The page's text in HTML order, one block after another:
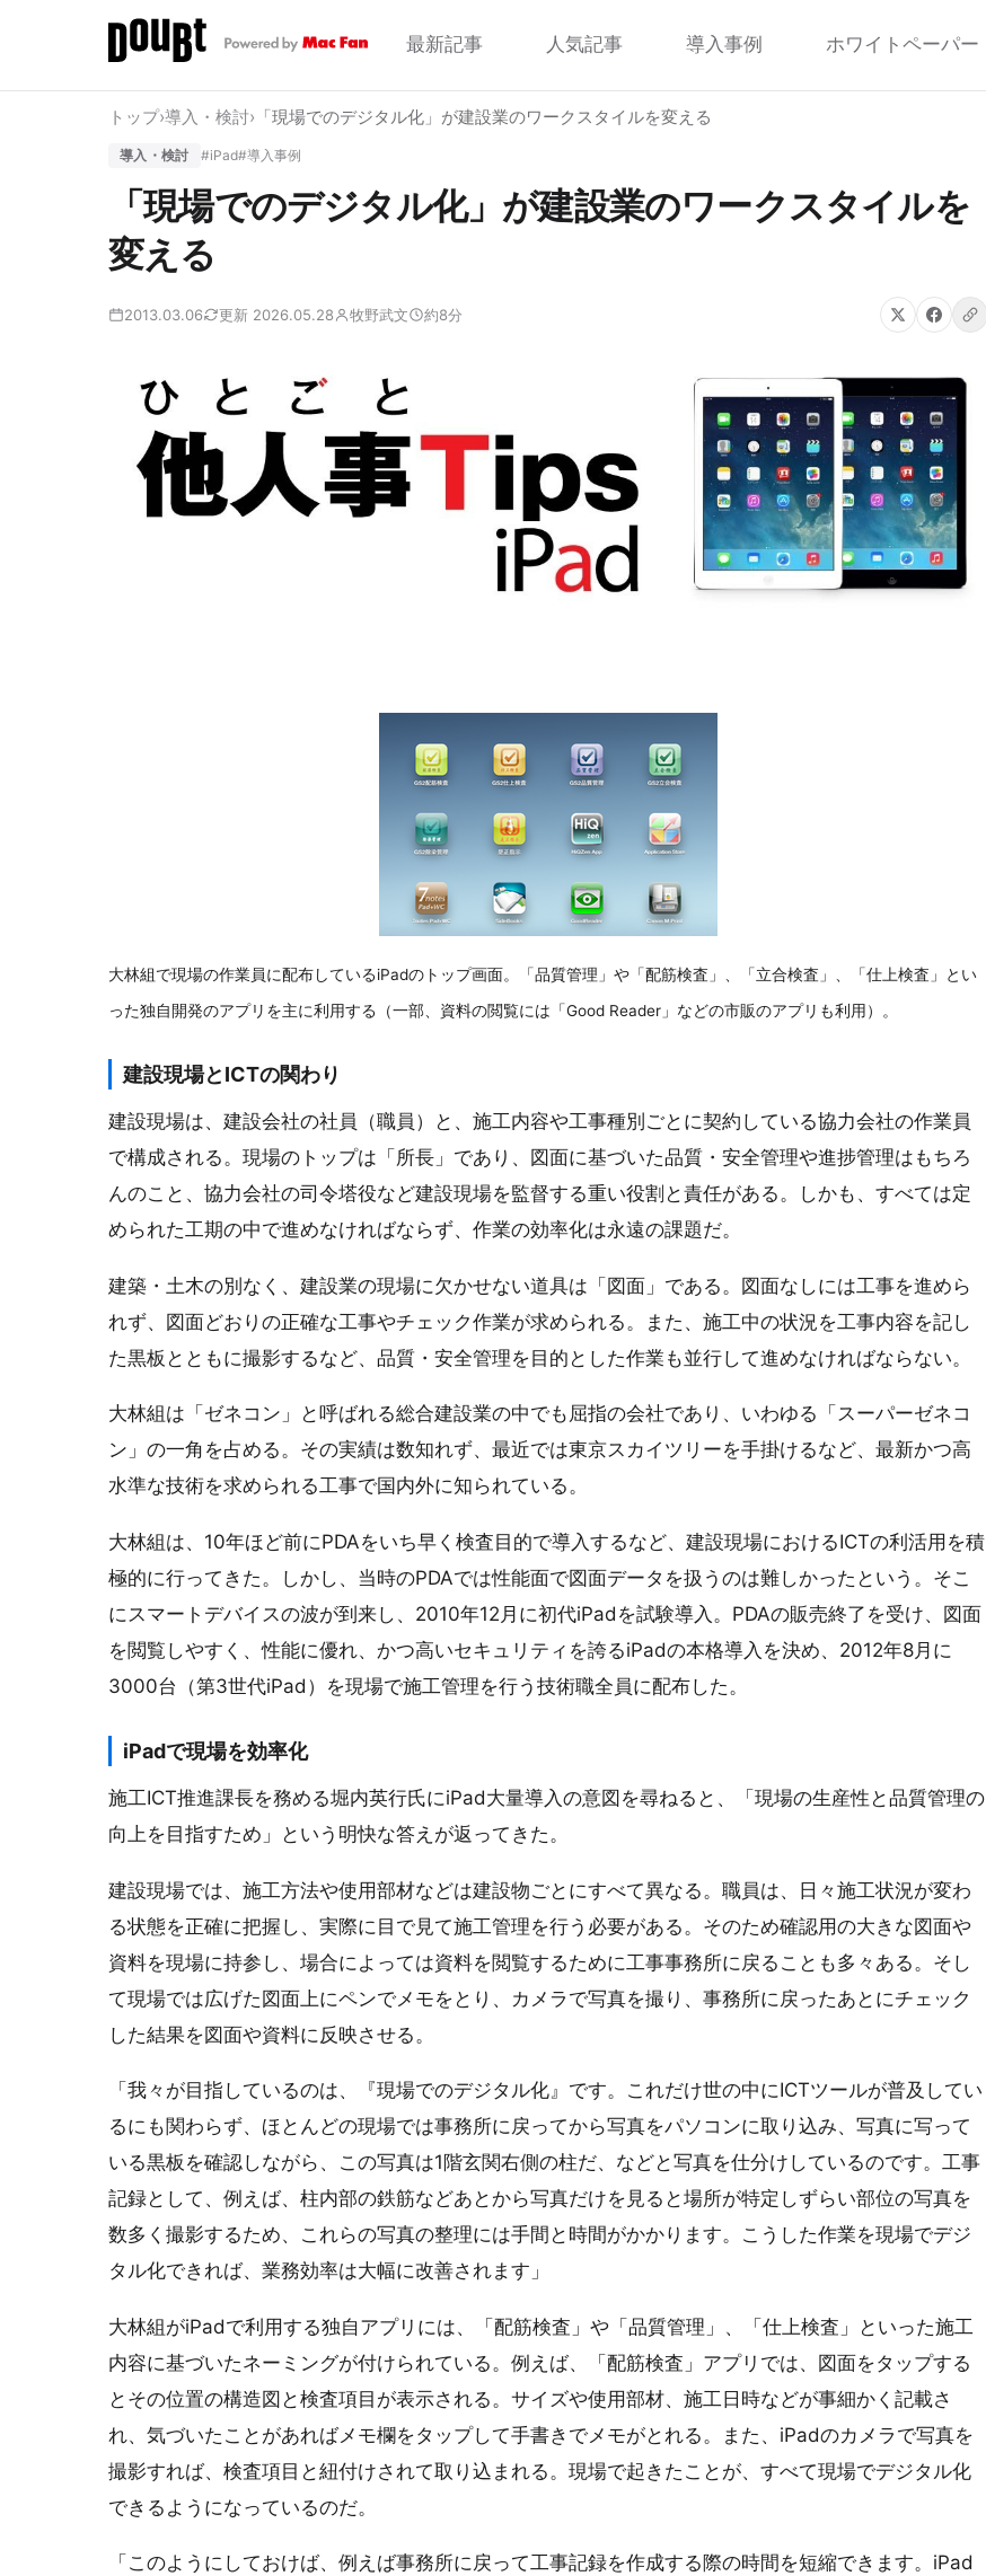
最新記事 人気記事 導入事例 ホワイトペーパー
トップ›導入・検討› 「現場でのデジタル化」が建設業のワークスタイルを変える
導入・検討 #iPad#導入事例
「現場でのデジタル化」が建設業のワークスタイルを
変える
2013.03.06 更新 2026.05.28 牧野武文 約8分
大林組で現場の作業員に配布しているiPadのトップ画面。「品質管理」や「配筋検査」、「立合検査」、「仕上検査」とい
った独自開発のアプリを主に利用する（一部、資料の閲覧には「Good Reader」などの市販のアプリも利用）。
建設現場とICTの関わり
建設現場は、建設会社の社員（職員）と、施工内容や工事種別ごとに契約している協力会社の作業員
で構成される。現場のトップは「所長」であり、図面に基づいた品質・安全管理や進捗管理はもちろ
んのこと、協力会社の司令塔役など建設現場を監督する重い役割と責任がある。しかも、すべては定
められた工期の中で進めなければならず、作業の効率化は永遠の課題だ。
建築・土木の別なく、建設業の現場に欠かせない道具は「図面」である。図面なしには工事を進めら
れず、図面どおりの正確な工事やチェック作業が求められる。また、施工中の状況を工事内容を記し
た黒板とともに撮影するなど、品質・安全管理を目的とした作業も並行して進めなければならない。
大林組は「ゼネコン」と呼ばれる総合建設業の中でも屈指の会社であり、いわゆる「スーパーゼネコ
ン」の一角を占める。その実績は数知れず、最近では東京スカイツリーを手掛けるなど、最新かつ高
水準な技術を求められる工事で国内外に知られている。
大林組は、10年ほど前にPDAをいち早く検査目的で導入するなど、建設現場におけるICTの利活用を積
極的に行ってきた。しかし、当時のPDAでは性能面で図面データを扱うのは難しかったという。そこ
にスマートデバイスの波が到来し、2010年12月に初代iPadを試験導入。PDAの販売終了を受け、図面
を閲覧しやすく、性能に優れ、かつ高いセキュリティを誇るiPadの本格導入を決め、2012年8月に
3000台（第3世代iPad）を現場で施工管理を行う技術職全員に配布した。
iPadで現場を効率化
施工ICT推進課長を務める堀内英行氏にiPad大量導入の意図を尋ねると、「現場の生産性と品質管理の
向上を目指すため」という明快な答えが返ってきた。
建設現場では、施工方法や使用部材などは建設物ごとにすべて異なる。職員は、日々施工状況が変わ
る状態を正確に把握し、実際に目で見て施工管理を行う必要がある。そのため確認用の大きな図面や
資料を現場に持参し、場合によっては資料を閲覧するために工事事務所に戻ることも多々ある。そし
て現場では広げた図面上にペンでメモをとり、カメラで写真を撮り、事務所に戻ったあとにチェック
した結果を図面や資料に反映させる。
「我々が目指しているのは、『現場でのデジタル化』です。これだけ世の中にICTツールが普及してい
るにも関わらず、ほとんどの現場では事務所に戻ってから写真をパソコンに取り込み、写真に写って
いる黒板を確認しながら、この写真は1階玄関右側の柱だ、などと写真を仕分けしているのです。工事
記録として、例えば、柱内部の鉄筋などあとから写真だけを見ると場所が特定しずらい部位の写真を
数多く撮影するため、これらの写真の整理には手間と時間がかかります。こうした作業を現場でデジ
タル化できれば、業務効率は大幅に改善されます」
大林組がiPadで利用する独自アプリには、「配筋検査」や「品質管理」、「仕上検査」といった施工
内容に基づいたネーミングが付けられている。例えば、「配筋検査」アプリでは、図面をタップする
とその位置の構造図と検査項目が表示される。サイズや使用部材、施工日時などが事細かく記載さ
れ、気づいたことがあればメモ欄をタップして手書きでメモがとれる。また、iPadのカメラで写真を
撮影すれば、検査項目と紐付けされて取り込まれる。現場で起きたことが、すべて現場でデジタル化
できるようになっているのだ。
「このようにしておけば、例えば事務所に戻って工事記録を作成する際の時間を短縮できます。iPad